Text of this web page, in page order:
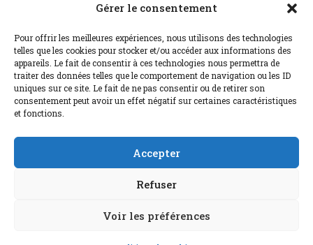
Gérer le consentement
Pour offrir les meilleures expériences, nous utilisons des technologies
telles que les cookies pour stocker et/ou accéder aux informations des
appareils. Le fait de consentir à ces technologies nous permettra de
traiter des données telles que le comportement de navigation ou les ID
uniques sur ce site. Le fait de ne pas consentir ou de retirer son
consentement peut avoir un effet négatif sur certaines caractéristiques
et fonctions.
Accepter
Refuser
Voir les préférences
Saisissez ci-dessous votre adresse
confirmation par mail. Consultez vos
spams !